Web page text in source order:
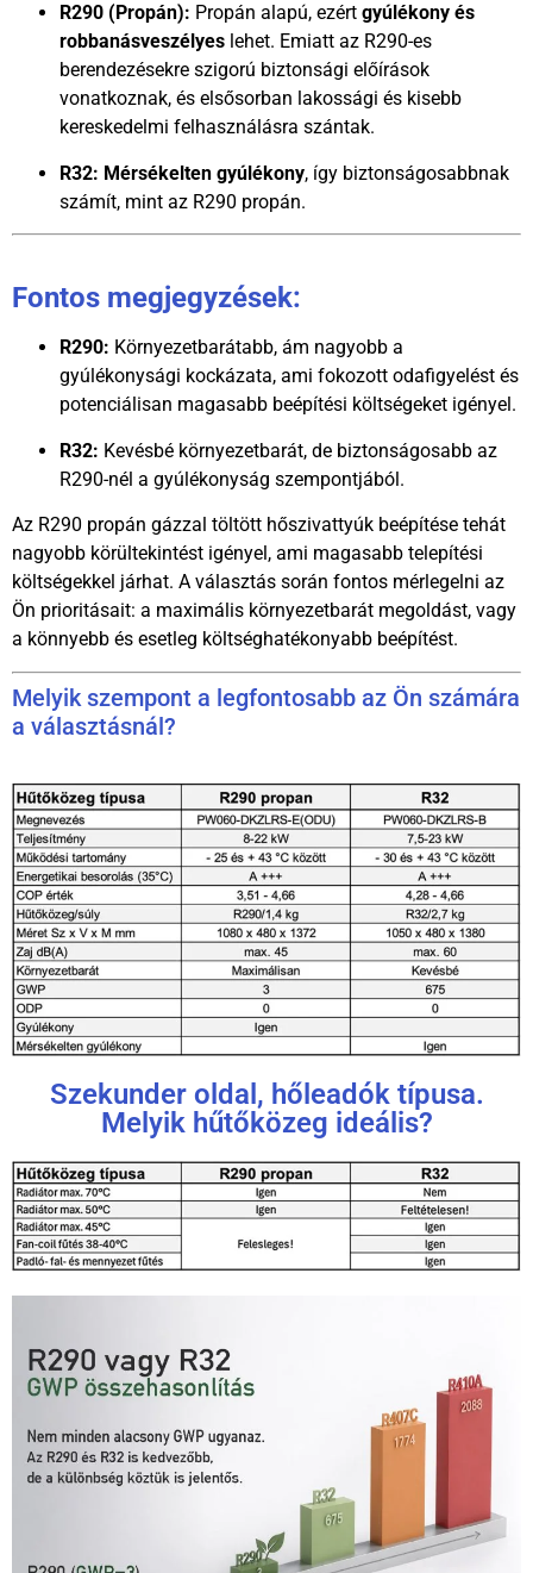
R290 (Propán): Propán alapú, ezért gyúlékony és
robbanásveszélyes lehet. Emiatt az R290-es
berendezésekre szigorú biztonsági előírások
vonatkoznak, és elsősorban lakossági és kisebb
kereskedelmi felhasználásra szántak.
R32: Mérsékelten gyúlékony, így biztonságosabbnak
számít, mint az R290 propán.
Fontos megjegyzések:
R290: Környezetbarátabb, ám nagyobb a
gyúlékonysági kockázata, ami fokozott odafigyelést és
potenciálisan magasabb beépítési költségeket igényel.
R32: Kevésbé környezetbarát, de biztonságosabb az
R290-nél a gyúlékonyság szempontjából.
Az R290 propán gázzal töltött hőszivattyúk beépítése tehát
nagyobb körültekintést igényel, ami magasabb telepítési
költségekkel járhat. A választás során fontos mérlegelni az
Ön prioritásait: a maximális környezetbarát megoldást, vagy
a könnyebb és esetleg költséghatékonyabb beépítést.
Melyik szempont a legfontosabb az Ön számára
a választásnál?
Szekunder oldal, hőleadók típusa.
Melyik hűtőközeg ideális?